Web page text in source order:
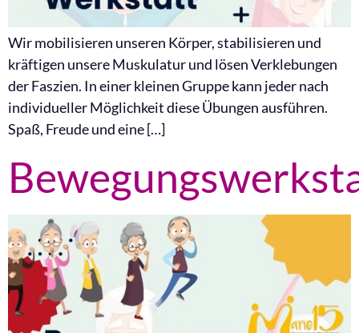
Wir mobilisieren unseren Körper, stabilisieren und
kräftigen unsere Muskulatur und lösen Verklebungen
der Faszien. In einer kleinen Gruppe kann jeder nach
individueller Möglichkeit diese Übungen ausführen.
Spaß, Freude und eine […]